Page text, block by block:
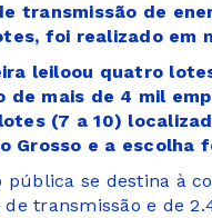
transmissão de
foi realizado em
leiloou quatro
de mais de 4 mil
(7 a 10)
Grosso e a escolha
pública se destina à
transmissão e de